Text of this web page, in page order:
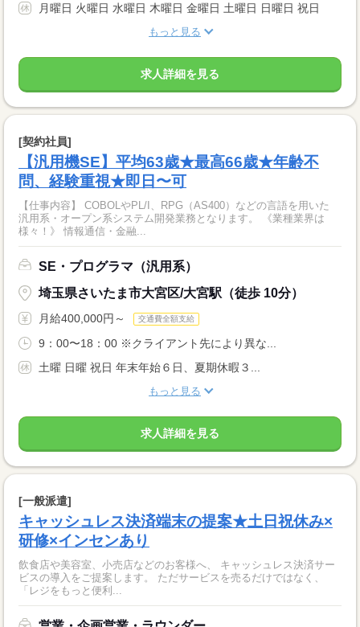
月曜日 火曜日 水曜日 木曜日 金曜日 土曜日 日曜日 祝日
もっと見る
求人詳細を見る
[契約社員]
【汎用機SE】平均63歳★最高66歳★年齢不
問、経験重視★即日〜可
【仕事内容】 COBOLやPL/I、RPG（AS400）などの言語を用いた
汎用系・オープン系システム開発業務となります。 《業種業界は
様々！》 情報通信・金融...
SE・プログラマ（汎用系）
埼玉県さいたま市大宮区/大宮駅（徒歩 10分）
月給400,000円～ 交通費全額支給
9：00〜18：00 ※クライアント先により異な...
土曜 日曜 祝日 年末年始６日、夏期休暇３...
もっと見る
求人詳細を見る
[一般派遣]
キャッシュレス決済端末の提案★土日祝休み×
研修×インセンあり
飲食店や美容室、小売店などのお客様へ、 キャッシュレス決済サー
ビスの導入をご提案します。 ただサービスを売るだけではなく、
「レジをもっと便利...